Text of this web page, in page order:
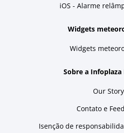
iOS - Alarme
Widgets
Widgets
Sobre a
Our Story
Contato e
Isenção de